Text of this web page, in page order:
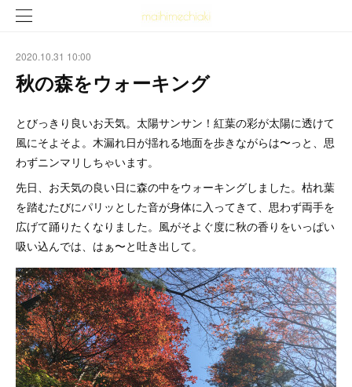
2020.10.31 10:00
秋の森をウォーキング
とびっきり良いお天気。太陽サンサン！紅葉の彩が太陽に透けて
風にそよそよ。木漏れ日が揺れる地面を歩きながらは〜っと、思
わずニンマリしちゃいます。
先日、お天気の良い日に森の中をウォーキングしました。枯れ葉
を踏むたびにパリッとした音が身体に入ってきて、思わず両手を
広げて踊りたくなりました。風がそよぐ度に秋の香りをいっぱい
吸い込んでは、はぁ〜と吐き出して。